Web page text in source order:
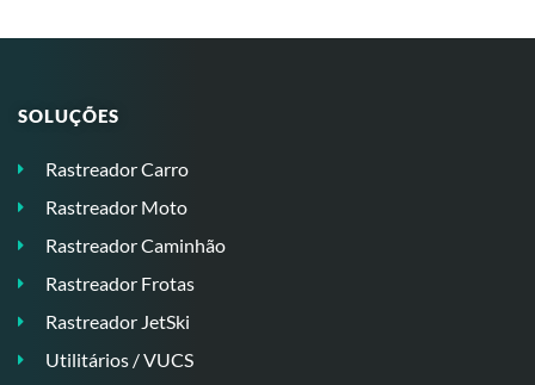
SOLUÇÕES
Rastreador Carro
Rastreador Moto
Rastreador Caminhão
Rastreador Frotas
Rastreador JetSki
Utilitários / VUCS